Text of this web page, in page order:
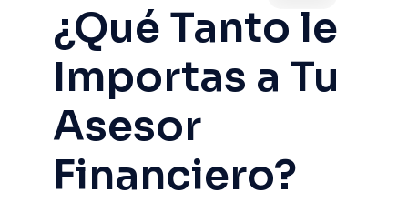
¿Qué Tanto le
Importas a Tu
Asesor
Financiero?